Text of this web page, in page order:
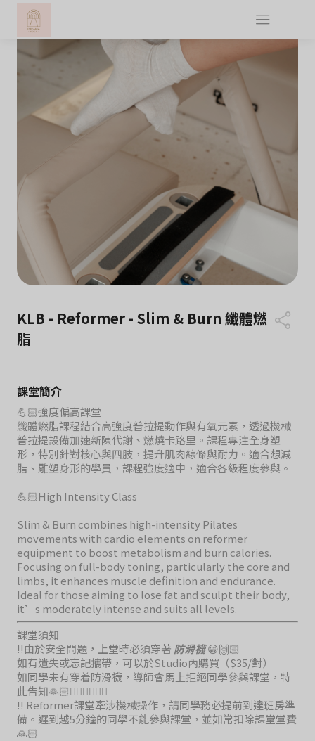
KLB - Reformer - Slim & Burn 纖體燃
脂
課堂簡介
💪🏻強度偏高課堂
纖體燃脂課程結合高強度普拉提動作與有氧元素，透過機械
普拉提設備加速新陳代謝、燃燒卡路里。課程專注全身塑
形，特別針對核心與四肢，提升肌肉線條與耐力。適合想減
脂、雕塑身形的學員，課程強度適中，適合各級程度參與。
💪🏻High Intensity Class
Slim & Burn combines high-intensity Pilates
movements with cardio elements on reformer
equipment to boost metabolism and burn calories.
Focusing on full-body toning, particularly the core and
limbs, it enhances muscle definition and endurance.
Ideal for those aiming to lose fat and sculpt their body,
it’s moderately intense and suits all levels.
課堂須知
‼️由於安全問題，上堂時必須穿著 防滑襪😁🙌🏻
如有遺失或忘記攜帶，可以於Studio內購買（$35/對）
如同學未有穿着防滑襪，導師會馬上拒絕同學參與課堂，特
此告知🙏🏻🙇🏻‍♀️🙇🏻‍♀️
‼️ Reformer課堂牽涉機械操作，請同學務必提前到達班房準
備。遲到越5分鐘的同學不能參與課堂，並如常扣除課堂堂費
🙏🏻